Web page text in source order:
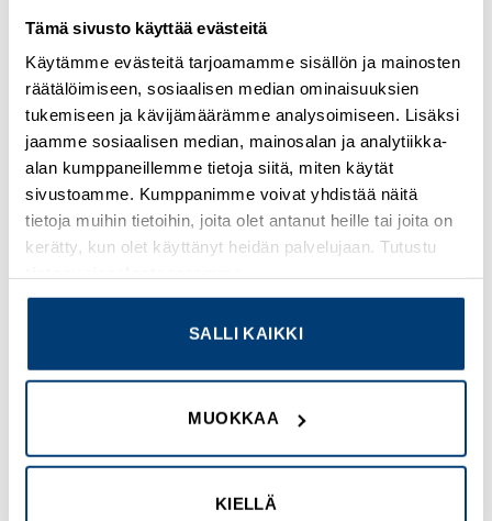
Tämä sivusto käyttää evästeitä
Käytämme evästeitä tarjoamamme sisällön ja mainosten
räätälöimiseen, sosiaalisen median ominaisuuksien
tukemiseen ja kävijämäärämme analysoimiseen. Lisäksi
jaamme sosiaalisen median, mainosalan ja analytiikka-
alan kumppaneillemme tietoja siitä, miten käytät
sivustoamme. Kumppanimme voivat yhdistää näitä
tietoja muihin tietoihin, joita olet antanut heille tai joita on
kerätty, kun olet käyttänyt heidän palvelujaan. Tutustu
SALLI KAIKKI
MUOKKAA
KIELLÄ
Kirjaudu sisään nähdäksesi hinnat ja käyttääksesi
verkkokauppaa
Osastot:Omron , Uudet tuotteet
TUTUSTU MYÖS
Add to
OMRON